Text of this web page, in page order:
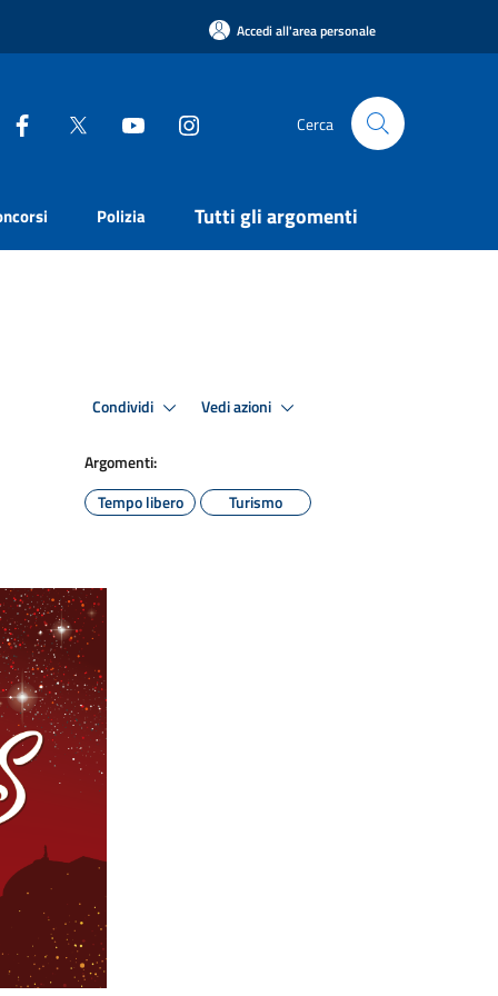
Accedi all'area personale
Cerca
Polizia Tutti gli argomenti
Condividi Vedi azioni
Argomenti:
Tempo libero
Turismo